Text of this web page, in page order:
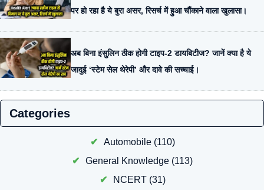
पर हो रहा है ये बुरा असर, रिसर्च में हुआ चौंकाने वाला खुलासा।
अब बिना इंसुलिन ठीक होगी टाइप-2 डायबिटीज? जानें क्या है ये
जादुई ‘स्टेम सेल थेरेपी’ और दावे की सच्चाई।
Categories
Automobile(110)
General Knowledge (113)
NCERT(31)